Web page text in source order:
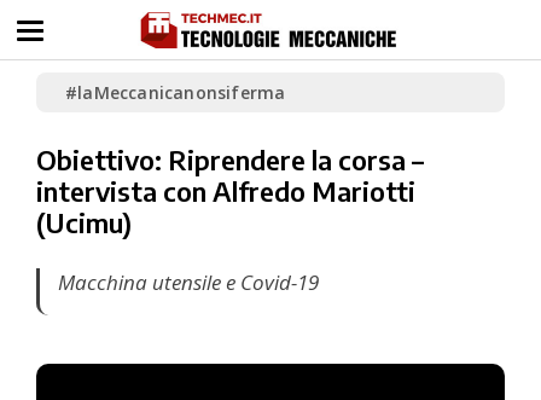
#laMeccanicanonsiferma
Obiettivo: Riprendere la corsa –
intervista con Alfredo Mariotti
(Ucimu)
Macchina utensile e Covid-19